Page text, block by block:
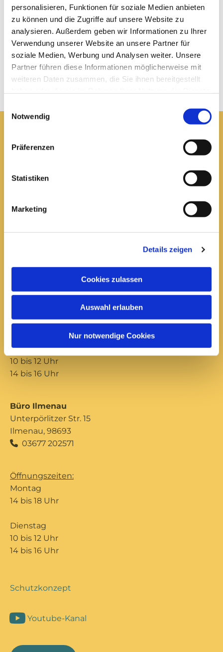
personalisieren, Funktionen für soziale Medien anbieten
zu können und die Zugriffe auf unsere Website zu
analysieren. Außerdem geben wir Informationen zu Ihrer
Verwendung unserer Website an unsere Partner für
soziale Medien, Werbung und Analysen weiter. Unsere
Partner führen diese Informationen möglicherweise mit
weiteren Daten zusammen, die Sie ihnen bereitgestellt
Notwendig
Präferenzen
Statistiken
Marketing
Details zeigen
Cookies zulassen
Auswahl erlauben
Nur notwendige Cookies
Pfarrei St. Elisabeth Arnstadt
Büro Arnstadt
Mittwoch
14 bis 16 Uhr
Donnerstag
10 bis 12 Uhr
14 bis 16 Uhr
Büro Ilmenau
Unterpörlitzer Str. 15
Ilmenau, 98693
 03677 202571
Öffnungszeiten:
Montag
14 bis 18 Uhr
Dienstag
10 bis 12 Uhr
14 bis 16 Uhr
Schutzkonzept
Youtube-Kanal